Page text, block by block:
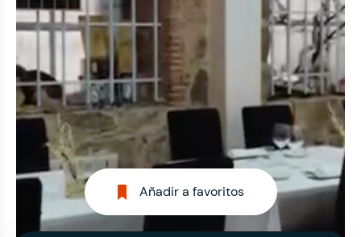
Añadir a favoritos